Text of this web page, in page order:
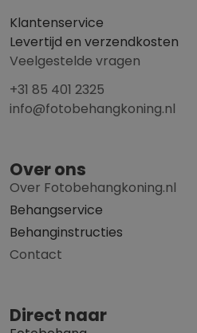
Klantenservice
Levertijd en verzendkosten
Veelgestelde vragen
+31 85 401 2325
info@fotobehangkoning.nl
Over ons
Over Fotobehangkoning.nl
Behangservice
Behanginstructies
Contact
Direct naar